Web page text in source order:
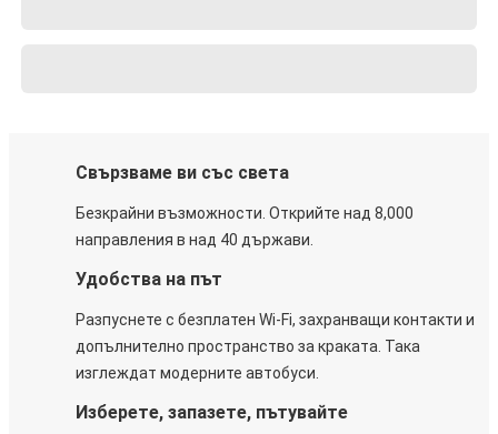
Свързваме ви със света
Безкрайни възможности. Открийте над 8,000
направления в над 40 държави.
Удобства на път
Разпуснете с безплатен Wi-Fi, захранващи контакти и
допълнително пространство за краката. Така
изглеждат модерните автобуси.
Изберете, запазете, пътувайте